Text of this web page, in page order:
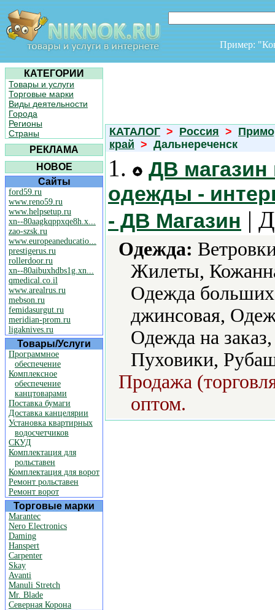
Пример:
КАТЕГОРИИ
Товары и услуги
Торговые марки
Виды деятельности
Города
Регионы
Страны
РЕКЛАМА
НОВОЕ
Сайты
ford59.ru
www.reno59.ru
www.helpsetup.ru
xn--80aagkqppxqe8h.x...
zao-szsk.ru
www.europeaneducatio...
prestigerus.ru
rollerdoor.ru
xn--80aibuxhdbs1g.xn...
qmedical.co.il
www.arealrus.ru
mebson.ru
femidasurgut.ru
meridian-prom.ru
ligaknives.ru
Товары/Услуги
Программное
обеспечение
Комплексное
обеспечение
канцтоварами
Поставка бумаги
Доставка канцелярии
Установка квартирных
водосчетчиков
СКУД
Комплектация для
рольставен
Комплектация для ворот
Ремонт рольставен
Ремонт ворот
Торговые марки
Marantec
Nero Electronics
Daming
Hanspert
Carpenter
Skay
Avanti
Manuli Stretch
Mr. Blade
Северная Корона
КАТАЛОГ > Россия >
край > Дальнереченск
1.
ДВ магазин
одежды -
- ДВ Магазин |
Одежда:
Жилеты,
Одежда
джинсовая,
Одежда на
Пуховики,
Продажа
оптом.